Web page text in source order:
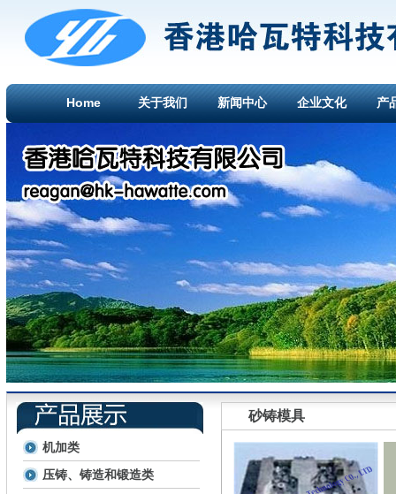
Home 关于我们 新闻中心 企业文化 产
机加类
压铸、铸造和锻造类
砂铸模具